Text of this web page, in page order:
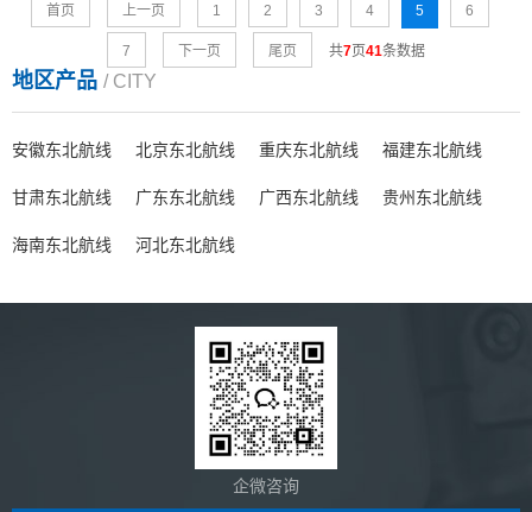
首页 上一页 1 2 3 4 5 6
7 下一页 尾页 共7页41条数据
地区产品 / CITY
安徽东北航线 北京东北航线 重庆东北航线 福建东北航线
甘肃东北航线 广东东北航线 广西东北航线 贵州东北航线
海南东北航线 河北东北航线
企微咨询